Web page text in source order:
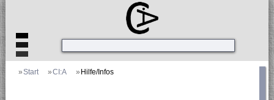
»Start »CI:A » Hilfe/Infos